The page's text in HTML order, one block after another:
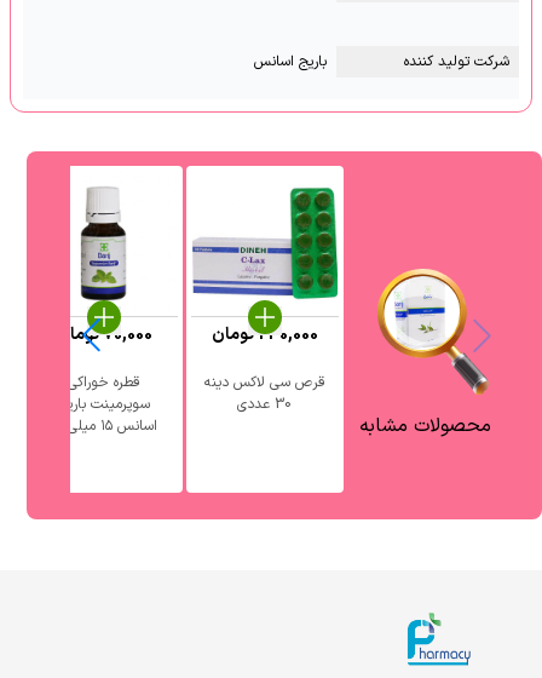
شرکت تولید کننده باریج اسانس
محصولات مشابه
قرص سی لاکس دینه
30 عددی
240,000تومان
قطره خوراکی
سوپرمینت باریج
اسانس ۱۵ میلی ...
70,000تومان